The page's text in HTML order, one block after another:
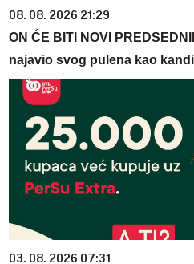
08. 08. 2026 21:29
ON ĆE BITI NOVI
najavio svog pulena kao
03. 08. 2026 07:31